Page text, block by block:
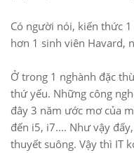
Có người nói, kiến thức
hơn 1 sinh viên Havard,
Ở trong 1 nghành đặc
thứ yếu. Những công
đây 3 năm ước mơ của
đến i5, i7.... Như vậy
thuyết suông. Vậy thì IT